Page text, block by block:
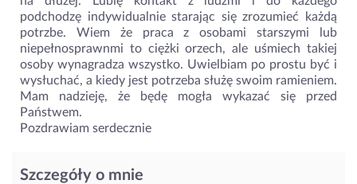
podchodzę indywidualnie starając się zrozumieć każdą
potrzbe. Wiem że praca z osobami starszymi lub
niepełnosprawnmi to ciężki orzech, ale uśmiech takiej
osoby wynagradza wszystko. Uwielbiam po prostu być i
wysłuchać, a kiedy jest potrzeba służę swoim ramieniem.
Mam nadzieję, że będę mogła wykazać się przed
Państwem.
Pozdrawiam serdecznie
Szczegóły o mnie